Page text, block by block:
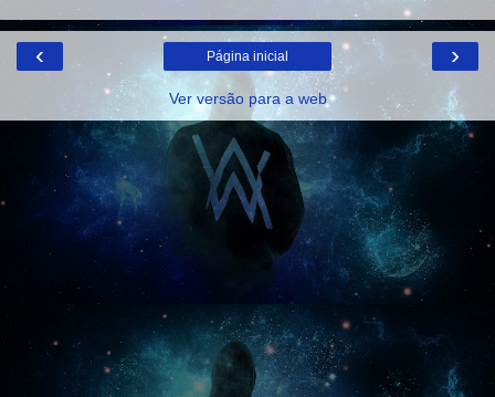
‹ ›
Página inicial
Ver versão para a web